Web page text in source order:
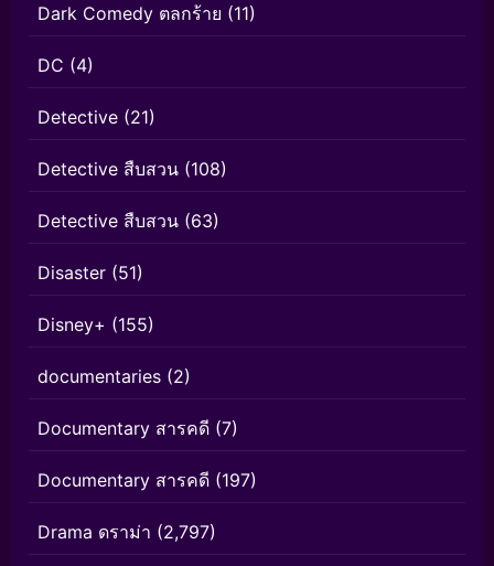
Dark Comedy ตลกร้าย (11)
DC (4)
Detective (21)
Detective สืบสวน (108)
Detective สืบสวน (63)
Disaster (51)
Disney+ (155)
documentaries (2)
Documentary สารคดี (7)
Documentary สารคดี (197)
Drama ดราม่า (2,797)